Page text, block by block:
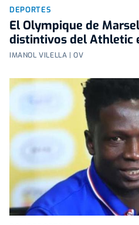
DEPORTES
El Olympique de
distintivos del Athletic
IMANOL VILELLA | OV